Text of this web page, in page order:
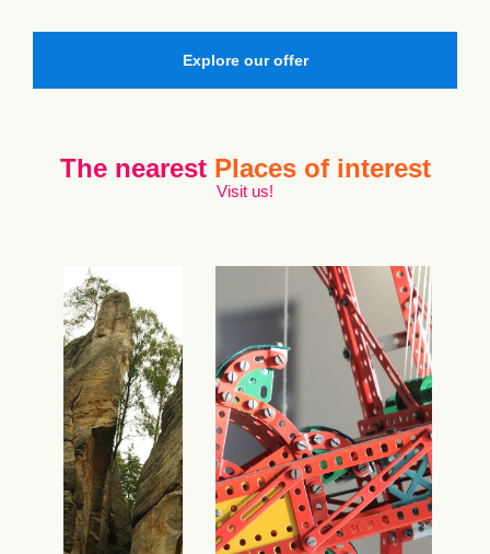
Explore our offer
The nearest Places of interest
Visit us!